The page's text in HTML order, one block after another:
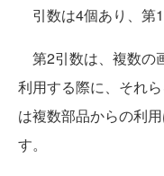
引数は4個あり、第1
第2引数は、複数の
利用する際に、それ
は複数部品からの利
す。